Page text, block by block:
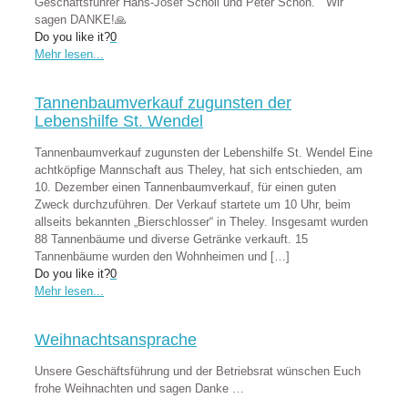
sagen DANKE!🙏
Do you like it?0
Mehr lesen...
Tannenbaumverkauf zugunsten der
Lebenshilfe St. Wendel
Tannenbaumverkauf zugunsten der Lebenshilfe St. Wendel Eine
achtköpfige Mannschaft aus Theley, hat sich entschieden, am
10. Dezember einen Tannenbaumverkauf, für einen guten
Zweck durchzuführen. Der Verkauf startete um 10 Uhr, beim
allseits bekannten „Bierschlosser“ in Theley. Insgesamt wurden
88 Tannenbäume und diverse Getränke verkauft. 15
Tannenbäume wurden den Wohnheimen und […]
Do you like it?0
Mehr lesen...
Weihnachtsansprache
Unsere Geschäftsführung und der Betriebsrat wünschen Euch
frohe Weihnachten und sagen Danke …